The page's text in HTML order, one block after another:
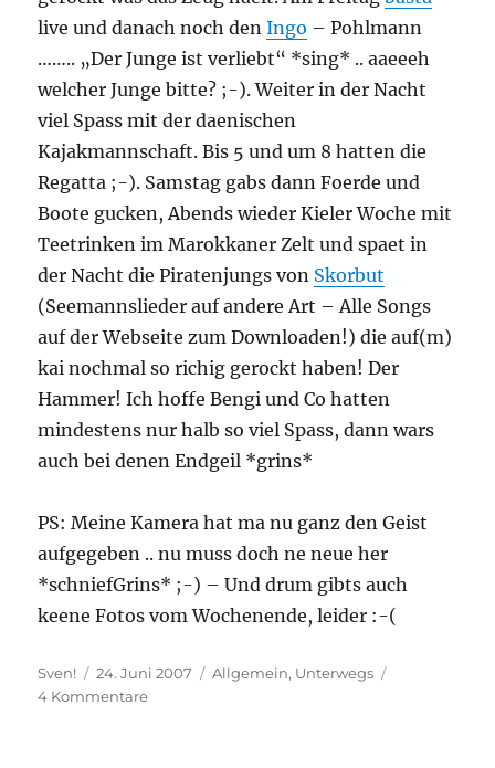
live und danach noch denIngo – Pohlmann
…….. „Der Junge ist verliebt“ *sing* .. aaeeeh
welcher Junge bitte? ;-). Weiter in der Nacht
viel Spass mit der daenischen
Kajakmannschaft. Bis 5 und um 8 hatten die
Regatta ;-). Samstag gabs dann Foerde und
Boote gucken, Abends wieder Kieler Woche mit
Teetrinken im Marokkaner Zelt und spaet in
der Nacht die Piratenjungs von Skorbut
(Seemannslieder auf andere Art – Alle Songs
auf der Webseite zum Downloaden!) die auf(m)
kai nochmal so richig gerockt haben! Der
Hammer! Ich hoffe Bengi und Co hatten
mindestens nur halb so viel Spass, dann wars
auch bei denen Endgeil *grins*
PS: Meine Kamera hat ma nu ganz den Geist
aufgegeben .. nu muss doch ne neue her
*schniefGrins* ;-) – Und drum gibts auch
keene Fotos vom Wochenende, leider :-(
Autor
Sven!
Veröffentlicht
am
24. Juni 2007 Kategorien
Allgemein, Unterwegs
4 Kommentarezu